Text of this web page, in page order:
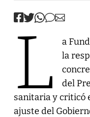
L
a
la
del
sanitaria y criticó
ajuste del